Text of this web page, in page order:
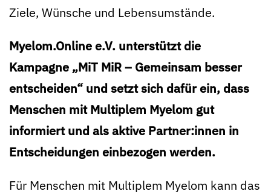
Ziele, Wünsche und Lebensumstände.
Myelom.Online e.V. unterstützt die
Kampagne „MiT MiR – Gemeinsam besser
entscheiden“ und setzt sich dafür ein, dass
Menschen mit Multiplem Myelom gut
informiert und als aktive Partner:innen in
Entscheidungen einbezogen werden.
Für Menschen mit Multiplem Myelom kann das